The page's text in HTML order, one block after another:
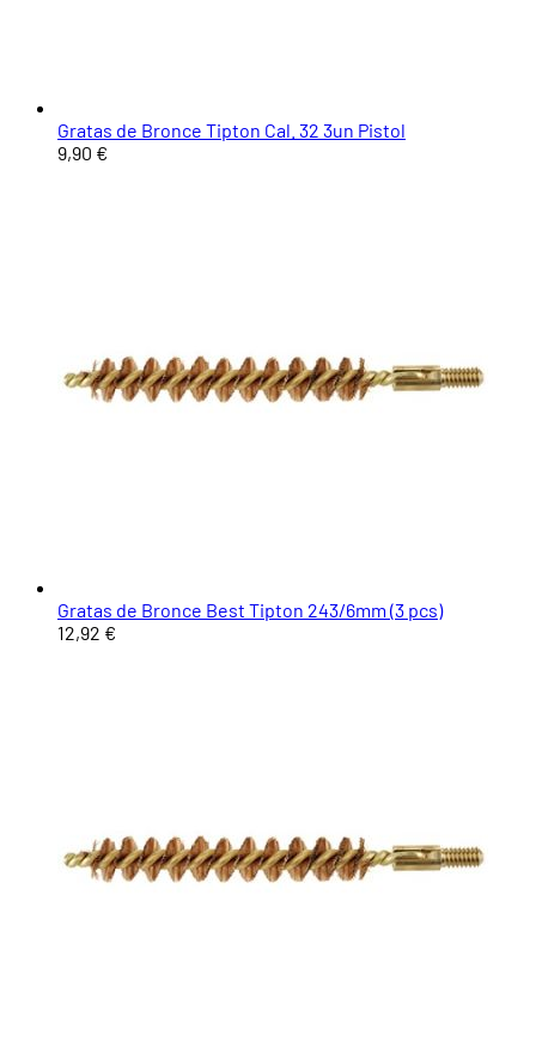
Gratas de Bronce Tipton Cal. 32 3un Pistol
9,90 €
Gratas de Bronce Best Tipton 243/6mm (3 pcs)
12,92 €